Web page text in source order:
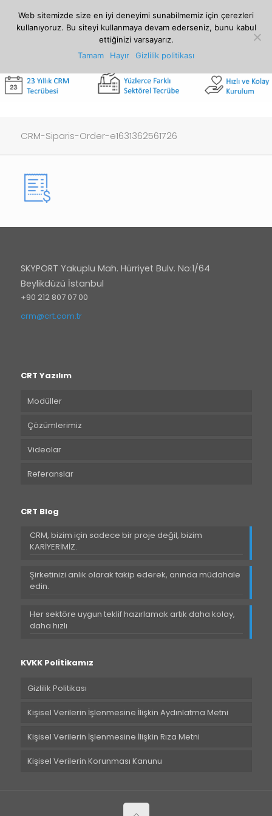
0212 807 07 00 crm@crt.com.tr
CRM-Siparis-Order-e1631362561726
SKYPORT Yakuplu Mah. Hürriyet Bulv. No:1/64
Beylikdüzü İstanbul
+90 212 807 07 00
crm@crt.com.tr
CRT Yazılım
Modüller
Çözümlerimiz
Videolar
Referanslar
CRT Blog
CRM, bizim için sadece bir proje değil, bizim
KARİYERİMİZ.
Şirketinizi anlık olarak takip ederek, anında müdahale
edin.
Her sektöre uygun teklif hazırlamak artık daha kolay,
daha hızlı
KVKK Politikamız
Gizlilik Politikası
Kişisel Verilerin İşlenmesine İlişkin Aydınlatma Metni
Kişisel Verilerin İşlenmesine İlişkin Rıza Metni
Kişisel Verilerin Korunması Kanunu
Web sitemizde size en iyi deneyimi sunabilmemiz için çerezleri
kullanıyoruz. Bu siteyi kullanmaya devam ederseniz, bunu kabul
ettiğinizi varsayarız.
Tamam
Hayır Gizlilik politikası